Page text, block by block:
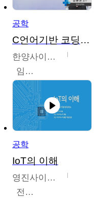
공학
C언어기반 코딩교육
한양사이버대학교
임동균
공학
IoT의 이해
영진사이버대학교
전병현